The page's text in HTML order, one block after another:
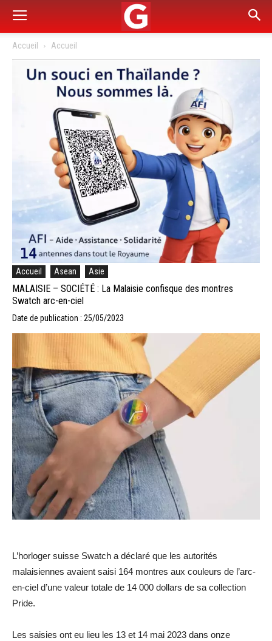
Accueil Accueil
Accueil Asean Asie
MALAISIE – SOCIÉTÉ : La Malaisie confisque des montres
Swatch arc-en-ciel
Date de publication : 25/05/2023
L’horloger suisse Swatch a déclaré que les autorités
malaisiennes avaient saisi 164 montres aux couleurs de l’arc-
en-ciel d’une valeur totale de 14 000 dollars de sa collection
Pride.
Les saisies ont eu lieu les 13 et 14 mai 2023 dans onze